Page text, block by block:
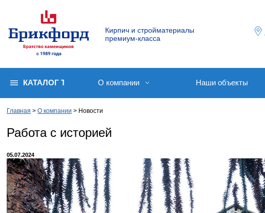
Кирпич и стройматериалы
премиум-класса
КАТАЛОГ ТОВАРОВО компании Наши объекты
Главная О компании Новости
Работа с историей
05.07.2024